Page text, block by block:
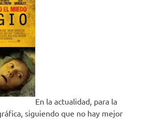
En la actualidad, para la
siguiendo que no hay mejor